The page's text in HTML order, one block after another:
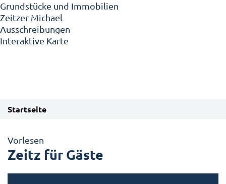
Grundstücke und Immobilien
Zeitzer Michael
Ausschreibungen
Interaktive Karte
Startseite
Vorlesen
Zeitz für Gäste